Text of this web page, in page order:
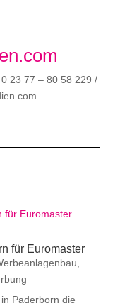
23 77 – 80 58 229 /
für Euromaster
die